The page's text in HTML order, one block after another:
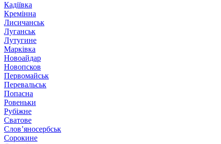
Кадіївка
Кремінна
Лисичанськ
Луганськ
Лутугине
Марківка
Новоайдар
Новопсков
Первомайськ
Перевальськ
Попасна
Ровеньки
Рубіжне
Сватове
Слов’яносербськ
Сорокине